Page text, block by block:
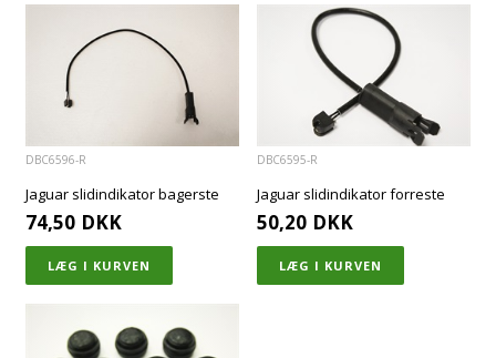
DBC6596-R
Jaguar slidindikator bagerste
74,50 DKK
DBC6595-R
Jaguar slidindikator forreste
50,20 DKK